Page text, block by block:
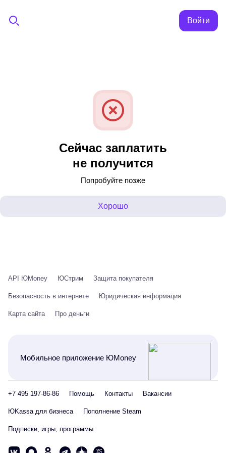
Войти
Сейчас заплатить
не получится
Попробуйте позже
Хорошо
API ЮMoney ЮСтрим Защита покупателя
Безопасность в интернете Юридическая информация
Карта сайта Про деньги
Мобильное приложение ЮMoney
+7 495 197-86-86 Помощь Контакты Вакансии
ЮKassa для бизнеса Пополнение Steam
Подписки, игры, программы